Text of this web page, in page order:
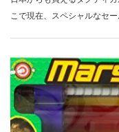
こで現在、スペシャルなセ